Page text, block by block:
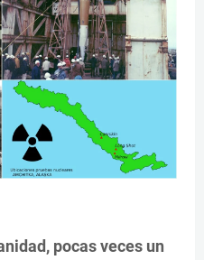
pocas veces un